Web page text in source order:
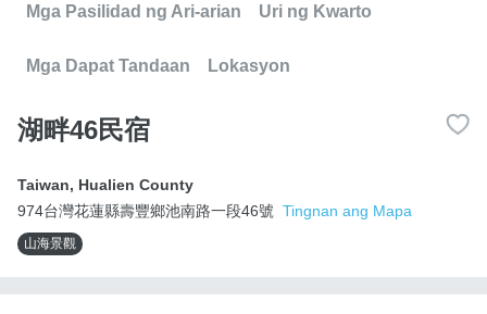
Mga Pasilidad ng Ari-arian Uri ng Kwarto
Mga Dapat Tandaan Lokasyon
湖畔46民宿
Taiwan, Hualien County
974台灣花蓮縣壽豐鄉池南路一段46號 Tingnan ang Mapa
山海景觀